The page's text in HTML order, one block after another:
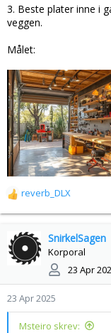
3. Beste plater inne i
veggen.
Målet:
R
e
k
s
n
e
r
reverb_DLX
SnirkelSagen
Korporal
23 Apr
23 Apr 2025
Msteiro skrev: